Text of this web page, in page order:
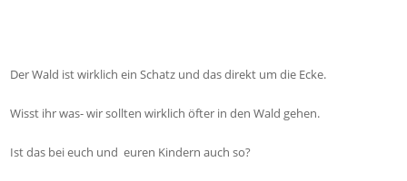
Der Wald ist wirklich ein Schatz und das direkt um die Ecke.
Wisst ihr was- wir sollten wirklich öfter in den Wald gehen.
Ist das bei euch und euren Kindern auch so?